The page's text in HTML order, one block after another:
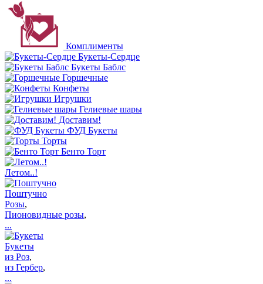
Комплименты
Букеты-Сердце
Букеты Баблс
Горшечные
Конфеты
Игрушки
Гелиевые шары
Доставим!
ФУД Букеты
Торты
Бенто Торт
Летом..!
Поштучно
Розы,
Пионовидные розы,
...
Букеты
из Роз,
из Гербер,
...